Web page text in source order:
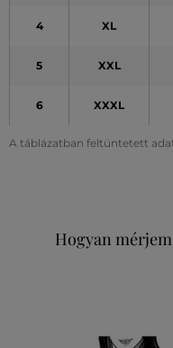
A táblázatban feltüntetett
4 XL
5 XXL
6 XXXL
Hogyan